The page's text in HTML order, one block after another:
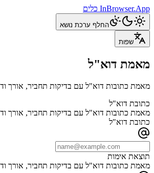
InBrowser.App כלים
החלף ערכת נושא
שפות
מאמת דוא"ל
מאמת כתובות דוא"ל עם בדיקות תחביר, אורך
כתובת דוא"ל
מאמת כתובות דוא"ל עם בדיקות תחביר, אורך
כתובת דוא"ל
תוצאת אימות
מאמת כתובות דוא"ל עם בדיקות תחביר, אורך